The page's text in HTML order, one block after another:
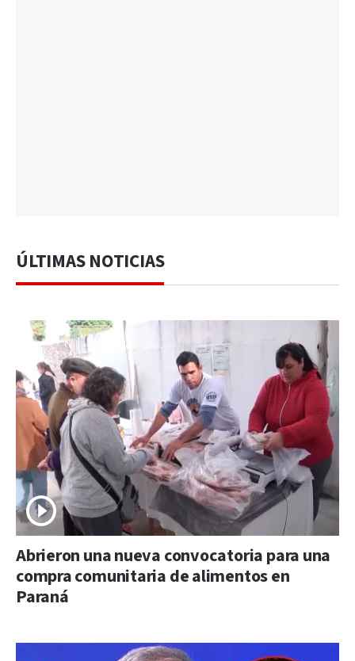
ÚLTIMAS NOTICIAS
Abrieron una nueva convocatoria para una
compra comunitaria de alimentos en
Paraná